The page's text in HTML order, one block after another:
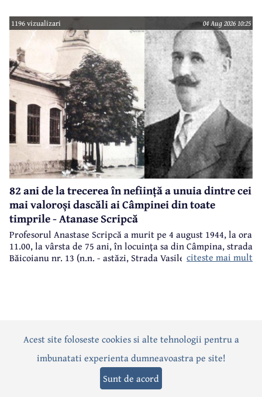
1196 vizualizari 04 Aug 2026 10:25
82 ani de la trecerea în neființă a unuia dintre cei
mai valoroși dascăli ai Câmpinei din toate
timprile - Atanase Scripcă
Profesorul Anastase Scripcă a murit pe 4 august 1944, la ora
11.00, la vârsta de 75 ani, în locuinţa sa din Câmpina, strada
Băicoianu nr. 13 (n.n. - astăzi, Strada Vasile Alecsandri).
citeste mai mult
ActualitatePoliticăSocialEvenimentInterviuri
Editorial Sport Anunțuri
Acest site foloseste cookies si alte tehnologii pentru a
imbunatati experienta dumneavoastra pe site!
Sunt de acord